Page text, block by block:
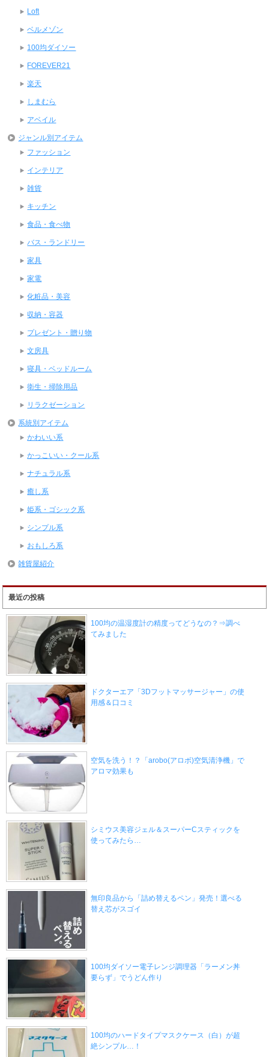
Loft
ベルメゾン
100均ダイソー
FOREVER21
楽天
しまむら
アベイル
ジャンル別アイテム
ファッション
インテリア
雑貨
キッチン
食品・食べ物
バス・ランドリー
家具
家電
化粧品・美容
収納・容器
プレゼント・贈り物
文房具
寝具・ベッドルーム
衛生・掃除用品
リラクゼーション
系統別アイテム
かわいい系
かっこいい・クール系
ナチュラル系
癒し系
姫系・ゴシック系
シンプル系
おもしろ系
雑貨屋紹介
最近の投稿
100均の温湿度計の精度ってどうなの？⇒調べ
てみました
ドクターエア「3Dフットマッサージャー」の使
用感＆口コミ
空気を洗う！？「arobo(アロボ)空気清浄機」で
アロマ効果も
シミウス美容ジェル＆スーパーCスティックを
使ってみたら…
無印良品から「詰め替えるペン」発売！選べる
替え芯がスゴイ
100均ダイソー電子レンジ調理器「ラーメン丼
要らず」でうどん作り
100均のハードタイプマスクケース（白）が超
絶シンプル…！